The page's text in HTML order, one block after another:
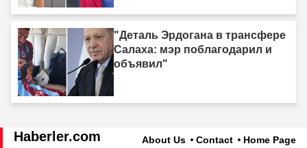
"Деталь Эрдогана в трансфере
Салаха: мэр поблагодарил и
объявил"
Haberler.com About Us Contact Home Page